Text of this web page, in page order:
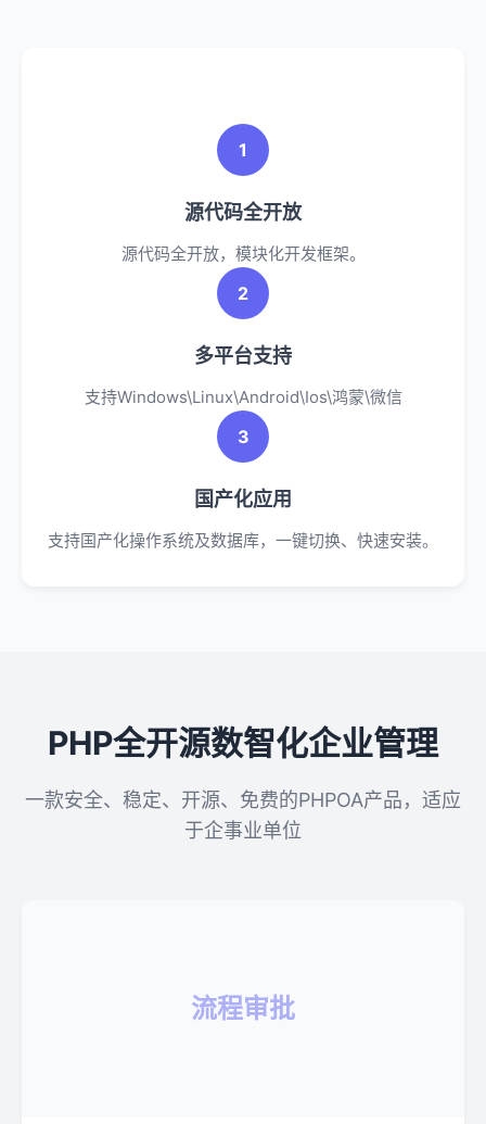
1
源代码全开放
源代码全开放，模块化开发框架。
2
多平台支持
支持Windows\Linux\Android\Ios\鸿蒙\微信
3
国产化应用
支持国产化操作系统及数据库，一键切换、快速安装。
PHP全开源数智化企业管理
一款安全、稳定、开源、免费的PHPOA产品，适应
于企事业单位
流程审批